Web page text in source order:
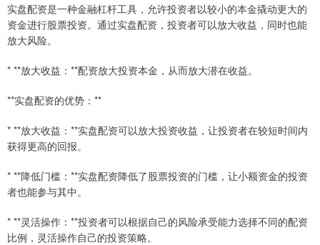
实盘配资是一种金融杠杆工具，允许投资者以较小的本金撬动更大的
资金进行股票投资。通过实盘配资，投资者可以放大收益，同时也能
放大风险。
* **放大收益：**配资放大投资本金，从而放大潜在收益。
**实盘配资的优势：**
* **放大收益：**实盘配资可以放大投资收益，让投资者在较短时间内
获得更高的回报。
* **降低门槛：**实盘配资降低了股票投资的门槛，让小额资金的投资
者也能参与其中。
* **灵活操作：**投资者可以根据自己的风险承受能力选择不同的配资
比例，灵活操作自己的投资策略。